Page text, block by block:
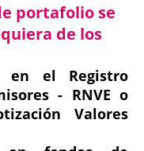
portafolio se
de los
en el Registro
- RNVE o
Valores